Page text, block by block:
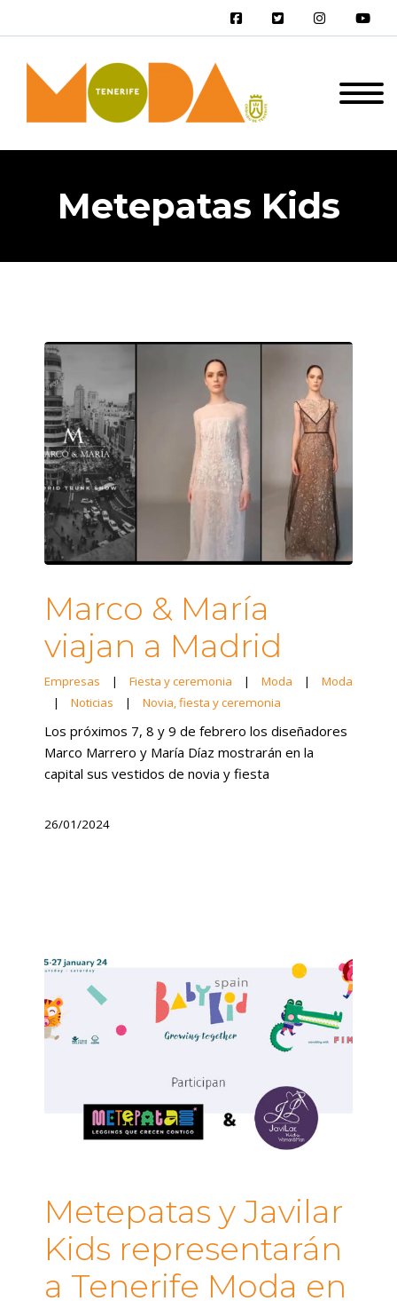
Metepatas Kids
Marco & María
viajan a Madrid
Empresas | Fiesta y ceremonia | Moda |
Moda
|
Noticias | Novia, fiesta y ceremonia
Los próximos 7, 8 y 9 de febrero los diseñadores
Marco Marrero y María Díaz mostrarán en la
capital sus vestidos de novia y fiesta
26/01/2024
Metepatas y Javilar
Kids representarán
a Tenerife Moda en